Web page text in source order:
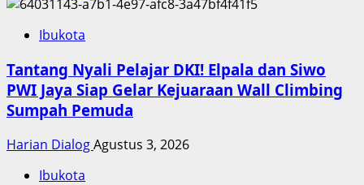
Ibukota
Tantang Nyali Pelajar DKI! Elpala dan Siwo
PWI Jaya Siap Gelar Kejuaraan Wall Climbing
Sumpah Pemuda
Harian DialogAgustus 3, 2026
Ibukota